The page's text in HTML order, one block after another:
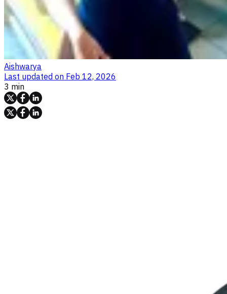
Aishwarya
Last updated on Feb 12, 2026
3 min